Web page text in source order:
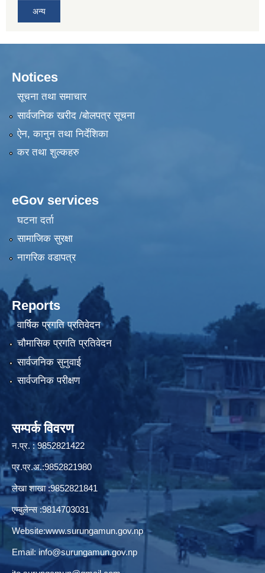
अन्य
Notices
सूचना तथा समाचार
सार्वजनिक खरीद /बोलपत्र सूचना
ऐन, कानुन तथा निर्देशिका
कर तथा शुल्कहरु
eGov services
घटना दर्ता
सामाजिक सुरक्षा
नागरिक वडापत्र
Reports
वार्षिक प्रगति प्रतिवेदन
चौमासिक प्रगति प्रतिवेदन
सार्वजनिक सुनुवाई
सार्वजनिक परीक्षण
सम्पर्क विवरण
न.प्र. : 9852821422
प्र.प्र.अ.:9852821980
लेखा शाखा :9852821841
एम्बुलेन्स :9814703031
Website:www.surungamun.gov.np
Email: info@surungamun.gov.np